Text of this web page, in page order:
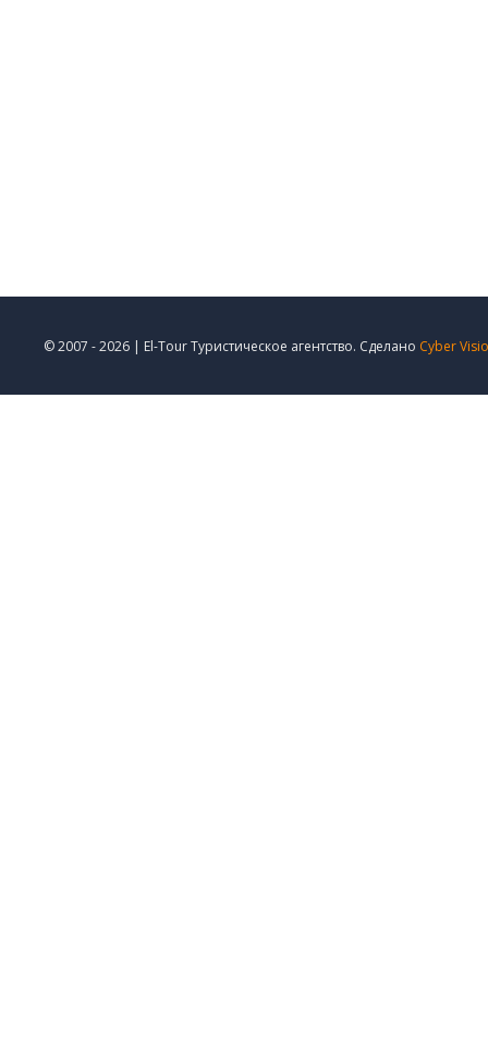
© 2007 - 2026 | El-Tour Туристическое агентство. Сделано Cyber